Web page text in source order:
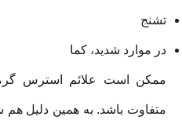
تشنج
در موارد شدید، کما
ممکن است علائم استرس
متفاوت باشد. به همین دلیل هم